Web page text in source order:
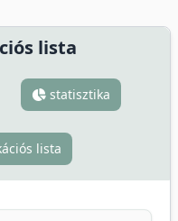
lista
statisztika
lista